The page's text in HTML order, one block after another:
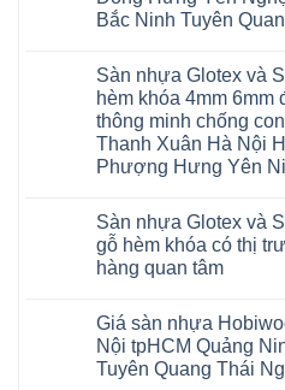
giá
Sàn
Floor
nhập
khẩu
Malaysia
14
AI
RUM
AI
35
AI
AI
37
AI
dày
12mm
Bắc Ninh Tuyên
bình
luận
ở
Sửa
sàn
nhựa
giả
khóa
4mm
6mm
đế
cao
charm
wood
hobiwood
kosmos
Sàn nhựa Glotex và
hèm khóa 4mm 6mm
thông minh chống
Thanh Xuân Hà Nội
Phượng Hưng Yên
bình
luận
ở
Sàn
và
Sàn
nhựa
Hobiwood
giả
Sàn nhựa Glotex và
gỗ hèm khóa có thị
hàng quan tâm
bình
luận
ở
Sàn
Giá sàn nhựa
Nội tpHCM Quảng
Tuyên Quang Thái